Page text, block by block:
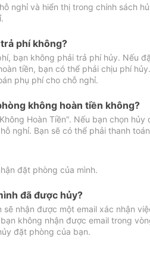
nghỉ và hiển thị trong chính sách
phí không?
bạn không phải trả phí hủy. Nếu
tiền, bạn có thể phải chịu phí
phụ phí cho chỗ nghỉ.
không hoàn tiền không?
Hoàn Tiền". Nếu bạn chọn
nghỉ. Bạn sẽ có thể phải thanh
đặt phòng của mình.
đã được hủy?
nhận được một email xác nhận
không nhận được email trong
đặt phòng của bạn.